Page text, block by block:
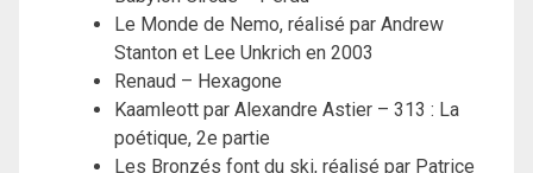
Le Monde de Nemo, réalisé par Andrew
Stanton et Lee Unkrich en 2003
Renaud – Hexagone
Kaamleott par Alexandre Astier – 313 : La
poétique, 2e partie
Les Bronzés font du ski, réalisé par Patrice